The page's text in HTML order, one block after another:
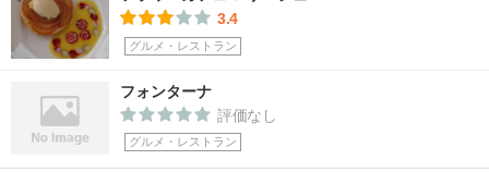
3.4
グルメ・レストラン
フォンターナ
評価なし
グルメ・レストラン